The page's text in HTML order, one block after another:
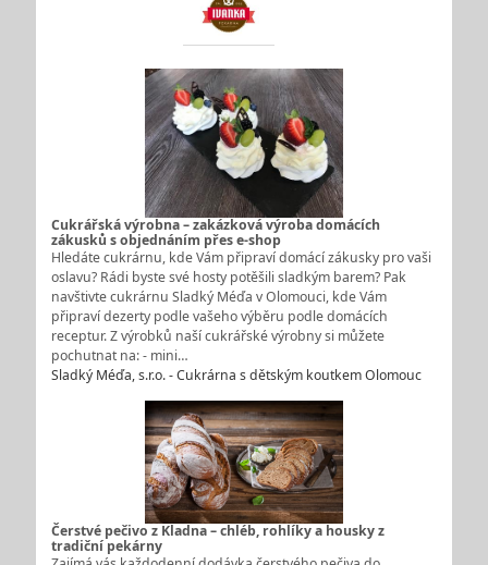
Cukrářská výrobna – zakázková výroba domácích
zákusků s objednáním přes e-shop
Hledáte cukrárnu, kde Vám připraví domácí zákusky pro vaši
oslavu? Rádi byste své hosty potěšili sladkým barem? Pak
navštivte cukrárnu Sladký Méďa v Olomouci, kde Vám
připraví dezerty podle vašeho výběru podle domácích
receptur. Z výrobků naší cukrářské výrobny si můžete
pochutnat na: - mini…
Sladký Méďa, s.r.o. - Cukrárna s dětským koutkem Olomouc
Čerstvé pečivo z Kladna – chléb, rohlíky a housky z
tradiční pekárny